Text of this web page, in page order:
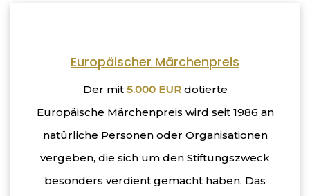
Europäischer Märchenpreis
Der mit 5.000 EUR dotierte
Europäische Märchenpreis wird seit 1986 an
natürliche Personen oder Organisationen
vergeben, die sich um den Stiftungszweck
besonders verdient gemacht haben. Das